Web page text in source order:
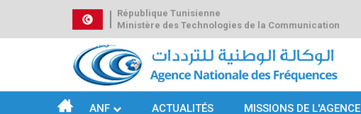
République Tunisienne
Ministère des Technologies de la Communication
ANF ACTUALITÉS MISSIONS DE L'AGENCE